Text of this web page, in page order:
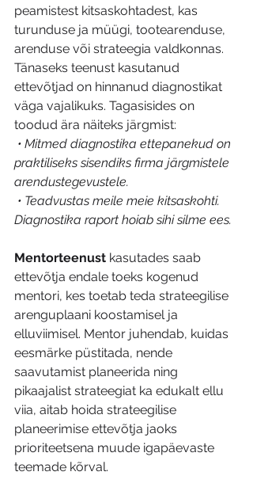
peamistest kitsaskohtadest, kas
turunduse ja müügi, tootearenduse,
arenduse või strateegia valdkonnas.
Tänaseks teenust kasutanud
ettevõtjad on hinnanud diagnostikat
väga vajalikuks. Tagasisides on
toodud ära näiteks järgmist:
• Mitmed diagnostika ettepanekud on
praktiliseks sisendiks firma järgmistele
arendustegevustele.
• Teadvustas meile meie kitsaskohti.
Diagnostika raport hoiab sihi silme ees.
Mentorteenust kasutades saab
ettevõtja endale toeks kogenud
mentori, kes toetab teda strateegilise
arenguplaani koostamisel ja
elluviimisel. Mentor juhendab, kuidas
eesmärke püstitada, nende
saavutamist planeerida ning
pikaajalist strateegiat ka edukalt ellu
viia, aitab hoida strateegilise
planeerimise ettevõtja jaoks
prioriteetsena muude igapäevaste
teemade kõrval.